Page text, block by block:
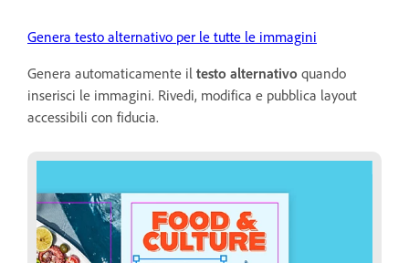
Genera testo alternativo per le tutte le immagini
Genera automaticamente il testo alternativo quando
inserisci le immagini. Rivedi, modifica e pubblica layout
accessibili con fiducia.